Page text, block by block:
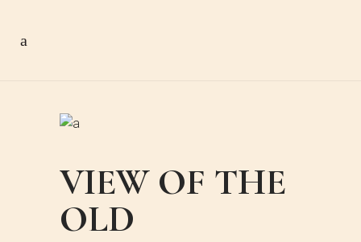
VIEW OF THE
OLD